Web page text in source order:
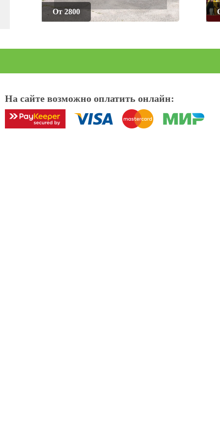
От 2800
На сайте возможно оплатить онлайн: